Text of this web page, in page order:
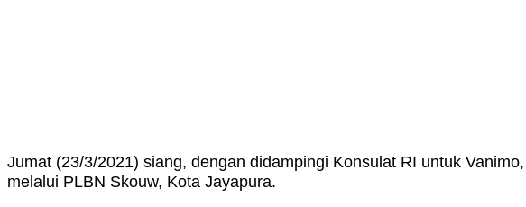
Jumat (23/3/2021) siang, dengan didampingi Konsulat RI untuk
melalui PLBN Skouw, Kota Jayapura.